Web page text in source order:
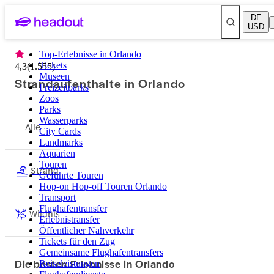
DE
USD
Top-Erlebnisse in Orlando
Tickets
Museen
Freizeitparks
Zoos
Parks
Wasserparks
City Cards
Landmarks
Aquarien
Touren
Geführte Touren
Hop-on Hop-off Touren Orlando
Transport
Flughafentransfer
Erlebnistransfer
Öffentlicher Nahverkehr
Tickets für den Zug
Gemeinsame Flughafentransfers
Reiseleistungen
4,3(1.555)
Strandaufenthalte in Orlando
Alle
Strand
Wildnis
Die besten Erlebnisse in Orlando